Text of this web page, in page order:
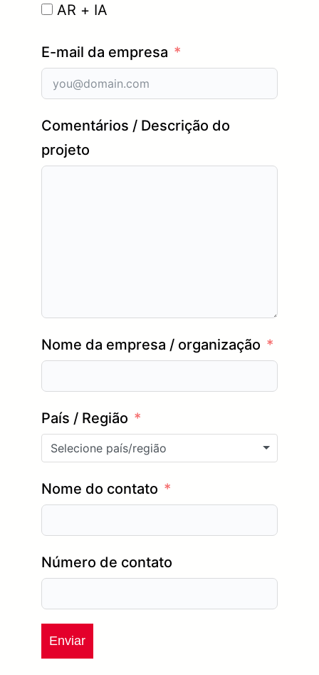
AR + IA
E-mail da empresa
Comentários / Descrição do
projeto
Nome da empresa / organização
País / Região
Selecione país/região
Nome do contato
Número de contato
Enviar